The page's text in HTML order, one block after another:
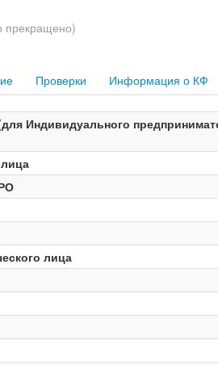
прекращено)
Проверки Информация о КФ
Индивидуального
лица